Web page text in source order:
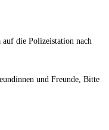
die Polizeistation nach
und Freunde, Bitte